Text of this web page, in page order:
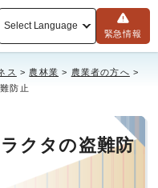
Select Language
緊急情報
ス > 農林業 > 農業者の方へ >
防止
クタの盗難防